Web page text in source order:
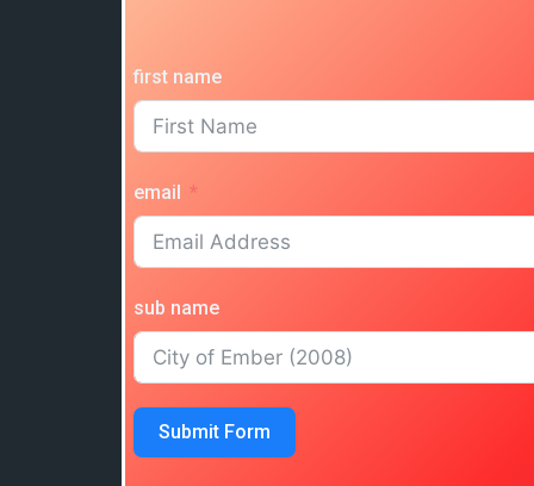
first name
email
sub name
Submit Form